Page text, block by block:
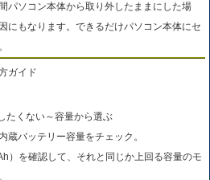
パソコン本体から取り外したままにした場
にもなります。できるだけパソコン本体にセ
ガイド
たくない～容量から選ぶ
蔵バッテリー容量をチェック。
）を確認して、それと同じか上回る容量のモ